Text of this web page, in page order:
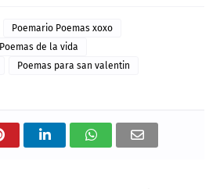
Poemario Poemas xoxo
Poemas de la vida
Poemas para san valentin